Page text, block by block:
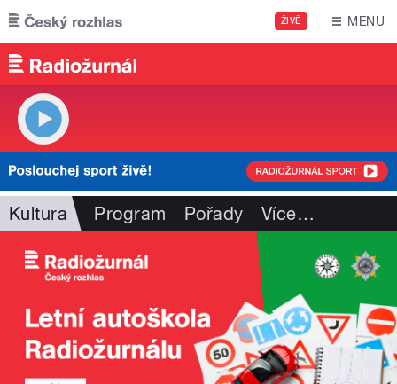
Přejít k hlavnímu obsahu
ŽIVĚ MENU
Kultura Program Pořady Více…